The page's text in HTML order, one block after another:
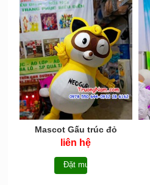
Mascot Gấu trúc đỏ
Neoguri
liên hệ
Đặt mua